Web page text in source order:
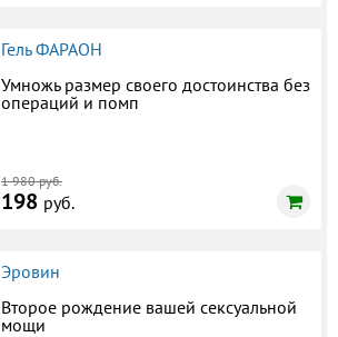
Гель ФАРАОН
Умножь размер своего достоинства без
операций и помп
1 980 руб.
198 руб.
Эровин
Второе рождение вашей сексуальной
мощи